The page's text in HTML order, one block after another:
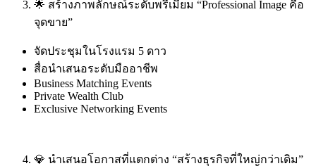
🌟 สร้างภาพลักษณ์ระดับพรีเมียม “Professional Image คือ
จุดขาย”
จัดประชุมในโรงแรม 5 ดาว
สื่อนำเสนอระดับมืออาชีพ
Business Matching Events
Private Wealth Club
Exclusive Networking Events
💎 นำเสนอโอกาสที่แตกต่าง “สร้างธุรกิจที่ใหญ่กว่าเดิม”